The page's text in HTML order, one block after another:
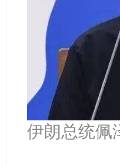
伊朗总统佩